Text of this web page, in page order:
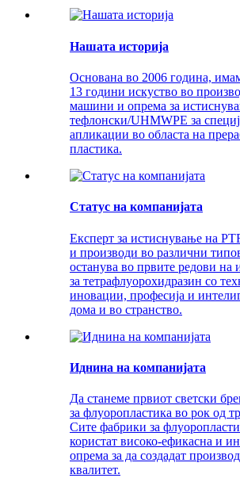
Нашата историја
Основана во 2006 година,
13 години искуство во
машини и опрема за
тефлонски/UHMWPE за
апликации во областа на
пластика.
Статус на компанијата
Експерт за истиснување на
и производи во различни
останува во првите редови на
за тетрафлуорохидразин со
иновации, професија и
дома и во странство.
Иднина на компанијата
Да станеме првиот светски
за флуоропластика во рок од
Сите фабрики за
користат високо-ефикасна и
опрема за да создадат
квалитет.